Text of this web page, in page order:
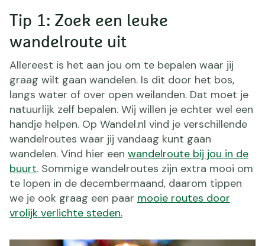
Tip 1: Zoek een leuke
wandelroute uit
Allereest is het aan jou om te bepalen waar jij
graag wilt gaan wandelen. Is dit door het bos,
langs water of over open weilanden. Dat moet je
natuurlijk zelf bepalen. Wij willen je echter wel een
handje helpen. Op Wandel.nl vind je verschillende
wandelroutes waar jij vandaag kunt gaan
wandelen. Vind hier een wandelroute bij jou in de
buurt. Sommige wandelroutes zijn extra mooi om
te lopen in de decembermaand, daarom tippen
we je ook graag een paar mooie routes door
vrolijk verlichte steden.